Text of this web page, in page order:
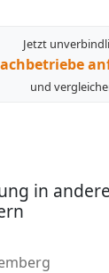
Jetzt
und
in